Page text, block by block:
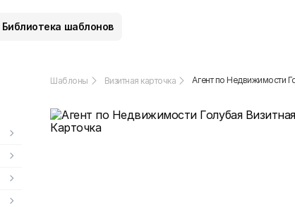
Библиотека шаблонов
Шаблоны Визитная карточка Агент по Недвижимости